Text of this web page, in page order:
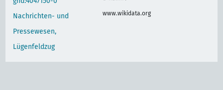
Nachrichten- und
Pressewesen,
Lügenfeldzug
www.wikidata.org